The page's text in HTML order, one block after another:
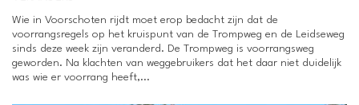
Wie in Voorschoten rijdt moet erop bedacht zijn dat de
voorrangsregels op het kruispunt van de Trompweg en de Leidseweg
sinds deze week zijn veranderd. De Trompweg is voorrangsweg
geworden. Na klachten van weggebruikers dat het daar niet duidelijk
was wie er voorrang heeft,...